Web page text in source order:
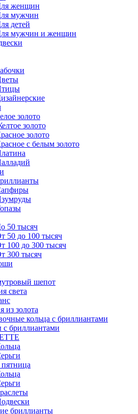
женщин
мужчин
детей
мужчин и женщин
золото
золото
золото
с белым золото
50 тысяч
50 до 100 тысяч
100 до 300 тысяч
300 тысяч
шепот
света
из золота
кольца с бриллиантами
с бриллиантами
бриллианты